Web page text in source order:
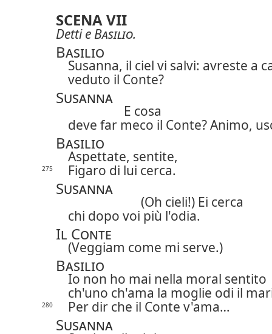
SCENA VII
Detti e Basilio.
Basilio
Susanna, il ciel vi salvi: avreste a
veduto il Conte?
Susanna
E cosa
deve far meco il Conte? Animo,
Basilio
Aspettate, sentite,
275 Figaro di lui cerca.
Susanna
(Oh cieli!) Ei cerca
chi dopo voi più l'odia.
Il Conte
(Veggiam come mi serve.)
Basilio
Io non ho mai nella moral sentito
ch'uno ch'ama la moglie odi il
280 Per dir che il Conte v'ama…
Susanna